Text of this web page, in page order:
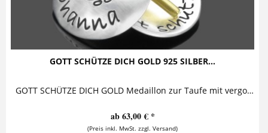
GOTT SCHÜTZE DICH GOLD 925 SILBER...
GOTT SCHÜTZE DICH GOLD Medaillon zur Taufe mit vergoldetem Kreuz Diese bezaubernde Taufkette mit Gravur besteht aus einem personalisierten...
ab 63,00 € *
(Preis inkl. MwSt. zzgl. Versand)